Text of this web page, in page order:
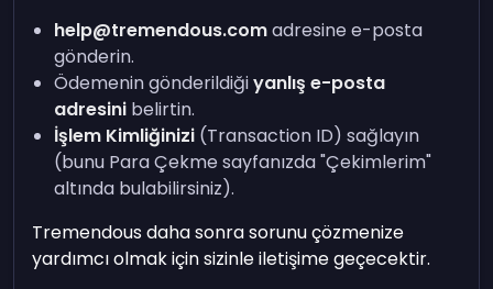
help@tremendous.comadresine e-posta
gönderin.
Ödemenin gönderildiğiyanlış e-posta
adresini belirtin.
İşlem Kimliğinizi (Transaction ID) sağlayın
(bunu Para Çekme sayfanızda "Çekimlerim"
altında bulabilirsiniz).
Tremendous daha sonra sorunu çözmenize
yardımcı olmak için sizinle iletişime geçecektir.